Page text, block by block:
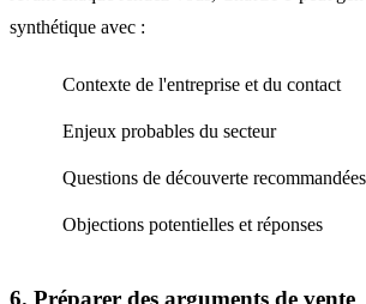
synthétique avec :
Contexte de l'entreprise et du contact
Enjeux probables du secteur
Questions de découverte recommandées
Objections potentielles et réponses
6. Préparer des arguments de vente